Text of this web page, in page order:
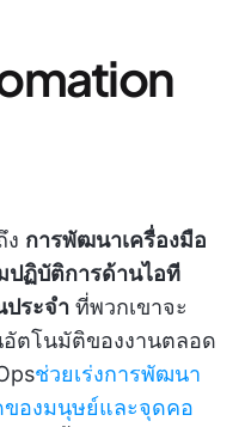
ง การพัฒนาเครื่องมือ
ปฏิบัติการด้านไอที
ประจำ ที่พวกเขาจะ
อัตโนมัติของงานตลอด
ช่วยเร่งการพัฒนา
องมนุษย์และจุดคอ